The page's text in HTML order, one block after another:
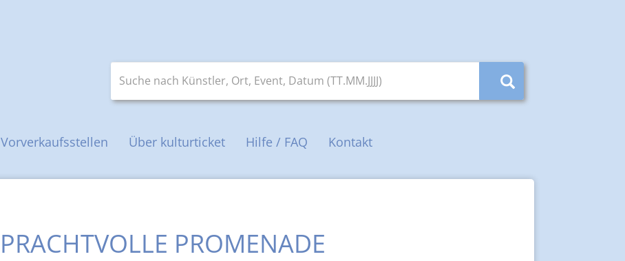
Vorverkaufsstellen Über kulturticket Hilfe / FAQ Kontakt
PRACHTVOLLE PROMENADE